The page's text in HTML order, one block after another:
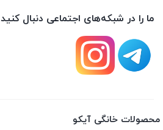
ما را در شبکه‌های اجتماعی دنبال کنید
محصولات خانگی آیکو